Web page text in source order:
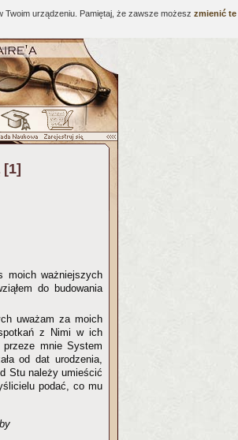
urządzeniu. Pamiętaj, że zawsze możesz zmienić
moich ważniejszych
do budowania
uważam za moich
z Nimi w ich
przeze mnie System
od dat urodzenia,
Stu należy umieścić
podać, co mu